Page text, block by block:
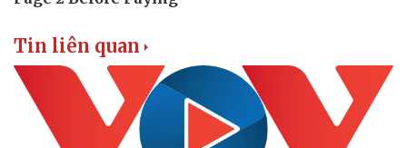
Tin liên quan